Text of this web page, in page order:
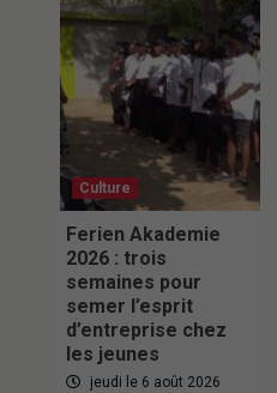
Culture
Ferien Akademie
2026 : trois
semaines pour
semer l’esprit
d’entreprise chez
les jeunes
jeudi le 6 août 2026